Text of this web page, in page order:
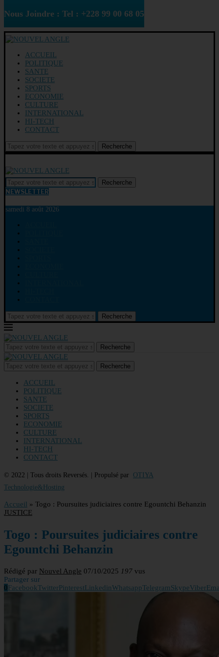
Nous Joindre : Tel : +228 99 00 68 05
ACCUEIL
POLITIQUE
SANTE
SOCIETE
SPORTS
ECONOMIE
CULTURE
INTERNATIONAL
HI-TECH
CONTACT
Recherche
Recherche
NEWSLETTER
samedi 8 août 2026
Recherche
Recherche
Recherche
ACCUEIL
POLITIQUE
SANTE
SOCIETE
SPORTS
ECONOMIE
CULTURE
INTERNATIONAL
HI-TECH
CONTACT
© 2022 | Tous droits Reversés. | Propulsé par OTIYA
Technologie&Hosting
Accueil » Togo : Poursuites judiciaires contre Egountchi Behanzin
JUSTICE
Togo : Poursuites judiciaires contre
Egountchi Behanzin
Rédigé par Nouvel Angle 07/10/2025 197 vus
Partager sur
0FacebookTwitterPinterestLinkedinWhatsappTelegramSkypeViber